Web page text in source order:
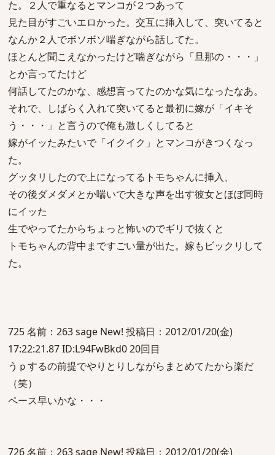
た。２人で重なるとマンコが２つあって
見た目がすごいエロかった。交互に挿入して、突いてると
なんか２人でボソボソ喘ぎながら話してた。
ほとんど聞こえなかったけど喘ぎながら「旦那の・・・」
とか言ってたけど
何話してたのかな、感想言ってたのかな気になったなあ。
それで、しばらく入れて突いてると最初に嫁が「イキそ
う・・・」と言うので俺も激しくしてると
嫁がイッたみたいで「イクイク」とマンコがきつくなっ
た。
グッタリしたので上になってるトモちゃんに挿入、
その後ダメダメとか喘いで大きな声を出す彼女とほぼ同時
にイッた
生でやってたからちょっと怖いのでギリで抜くと
トモちゃんの背中まですごい量が出た。嫁もビックリして
た。
725 名前：263 sage New! 投稿日：2012/01/20(金)
17:22:21.87 ID:L94FwBkd0 20回目
うｐするの前提でやりとりしながらまとめてたから楽だ
（笑）
ペース早いかな・・・
726 名前：263 sage New! 投稿日：2012/01/20(金)